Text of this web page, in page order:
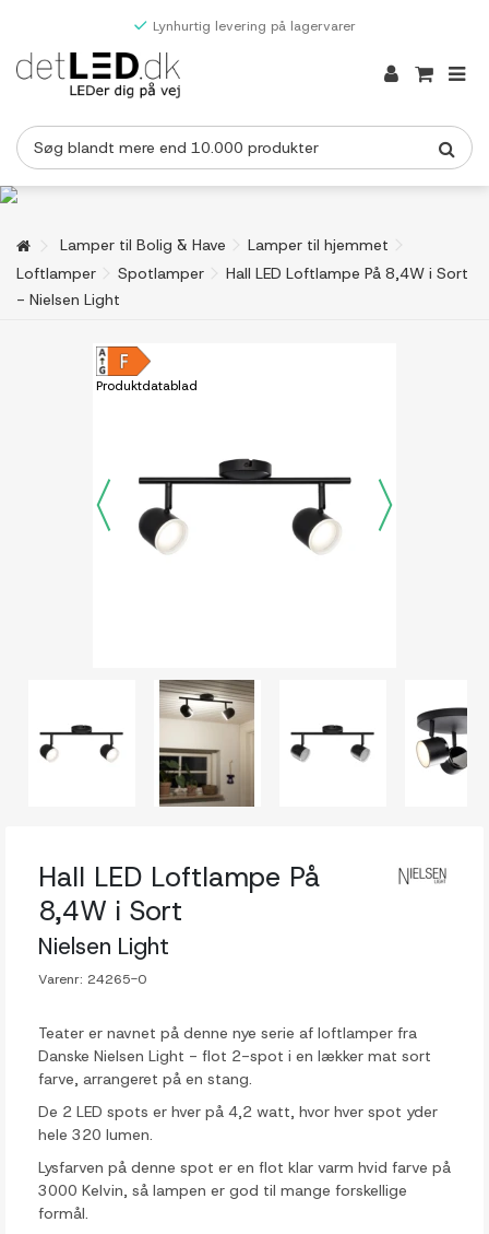
Lynhurtig levering på lagervarer
Lamper til Bolig & Have
Lamper til hjemmet
Loftlamper
Spotlamper
Hall LED Loftlampe På 8,4W i Sort
- Nielsen Light
Produktdatablad
Hall LED Loftlampe På
8,4W i Sort
Nielsen Light
Varenr: 24265-0
Teater er navnet på denne nye serie af loftlamper fra
Danske Nielsen Light - flot 2-spot i en lækker mat sort
farve, arrangeret på en stang.
De 2 LED spots er hver på 4,2 watt, hvor hver spot yder
hele 320 lumen.
Lysfarven på denne spot er en flot klar varm hvid farve på
3000 Kelvin, så lampen er god til mange forskellige
formål.